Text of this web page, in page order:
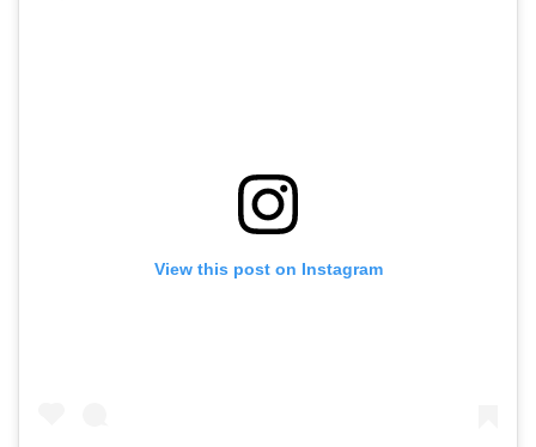
View this post on Instagram